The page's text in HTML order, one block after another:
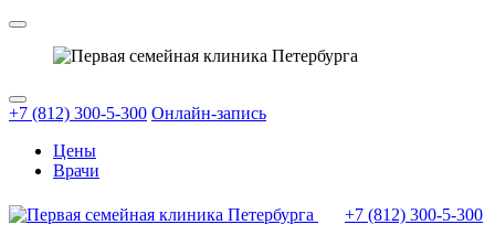
+7 (812) 300-5-300 Онлайн-запись
Цены
Врачи
+7 (812) 300-5-300